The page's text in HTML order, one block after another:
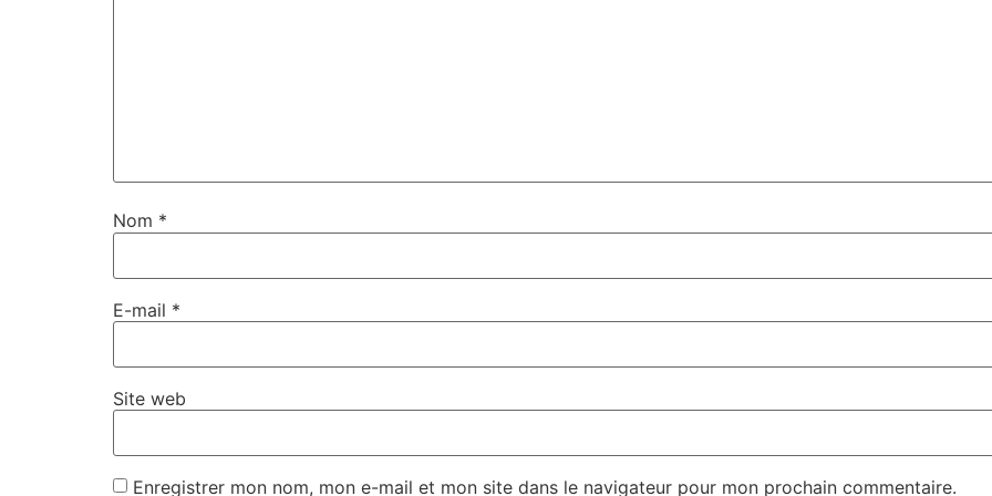
Nom *
E-mail *
Site web
Enregistrer mon nom, mon e-mail et mon site dans le navigateur pour mon prochain commentaire.